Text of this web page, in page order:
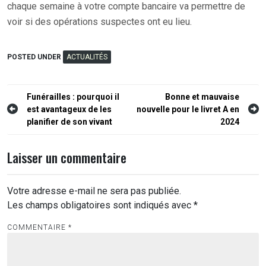
chaque semaine à votre compte bancaire va permettre de
voir si des opérations suspectes ont eu lieu.
POSTED UNDER ACTUALITÉS
Navigation
de
Funérailles : pourquoi il
est avantageux de les
planifier de son vivant
Bonne et mauvaise
nouvelle pour le livret A en
2024
Laisser un commentaire
Votre adresse e-mail ne sera pas publiée.
Les champs obligatoires sont indiqués avec *
COMMENTAIRE *